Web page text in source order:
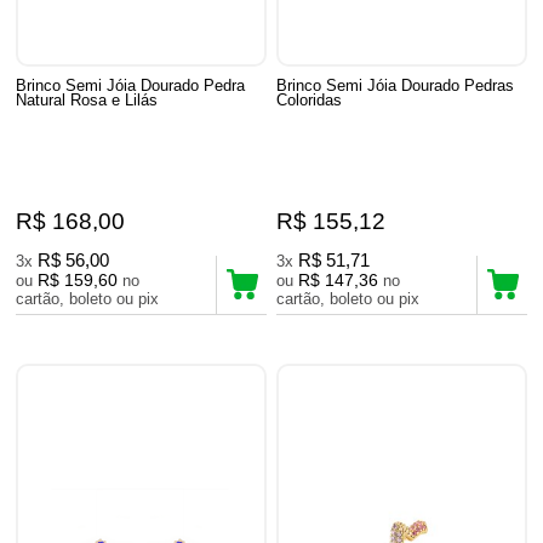
Brinco Semi Jóia Dourado Pedra
Natural Rosa e Lilás
R$ 168,00
3x R$ 56,00
ou R$ 159,60 no
cartão, boleto ou pix
Brinco Semi Jóia Dourado Pedras
Coloridas
R$ 155,12
3x R$ 51,71
ou R$ 147,36 no
cartão, boleto ou pix